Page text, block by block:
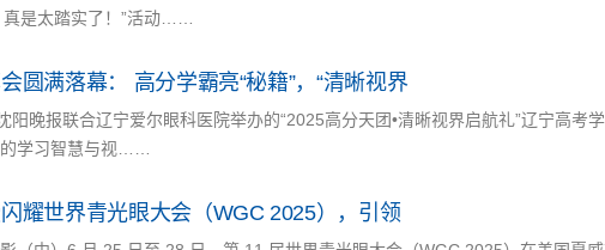
真是太踏实了！”活动……
圆满落幕： 高分学霸亮“秘籍”，“清晰视界
阳晚报联合辽宁爱尔眼科医院举办的“2025高分天团•清晰视界启航礼”辽宁高考
学习智慧与视……
耀世界青光眼大会（WGC 2025），引领